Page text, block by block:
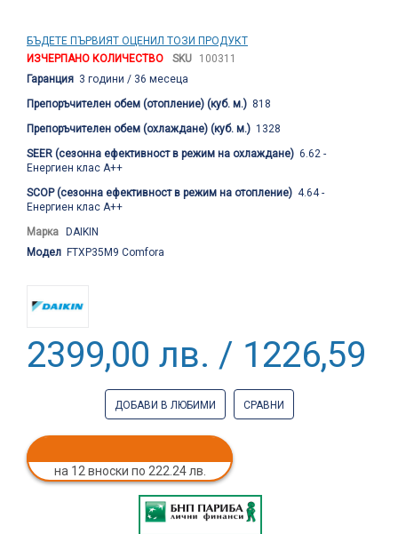
снимки
БЪДЕТЕ ПЪРВИЯТ ОЦЕНИЛ ТОЗИ ПРОДУКТ
ИЗЧЕРПАНО КОЛИЧЕСТВО
SKU
100311
Гаранция 3 години / 36 месеца
Препоръчителен обем (отопление) (куб. м.) 818
Препоръчителен обем (охлаждане) (куб. м.) 1328
SEER (сезонна ефективност в режим на охлаждане) 6.62 -
Енергиен клас A++
SCOP (сезонна ефективност в режим на отопление) 4.64 -
Енергиен клас A++
Марка DAIKIN
Модел FTXP35M9 Comfora
2399,00 лв. / 1226,59 €
ДОБАВИ В ЛЮБИМИ СРАВНИ
на 12 вноски по 222.24 лв.